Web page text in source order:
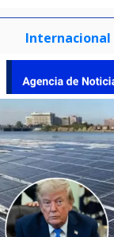
Internacional